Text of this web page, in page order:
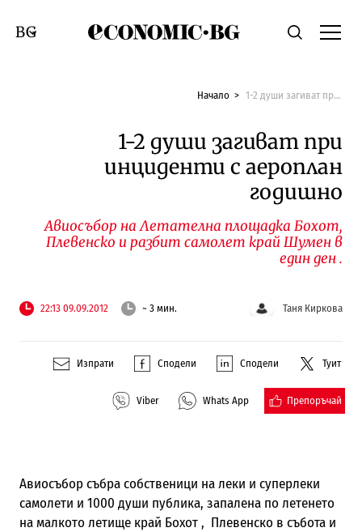
Economic.bgТърсене
Смяна на език
Начало 1-2 души загиват при инциденти с аероплан годишно
1-2 души загиват при
инциденти с аероплан
годишно
Авиосъбор на Летателна площадка Бохот,
Плевенско и разбит самолет край Шумен в
един ден .
22:13 09.09.2012 ~ 3 мин. Таня Киркова
Изпрати Сподели Сподели Туит
Viber Whats App Препоръчай
Авиосъбор събра собственици на леки и суперлеки
самолети и 1000 души публика, запалена по летенето
на малкото летище край Бохот , Плевенско в събота и